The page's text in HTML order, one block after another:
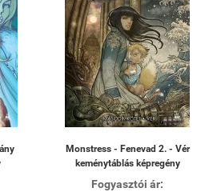
Monstress - Fenevad 2. - Vér
keménytáblás képregény
Fogyasztói ár: